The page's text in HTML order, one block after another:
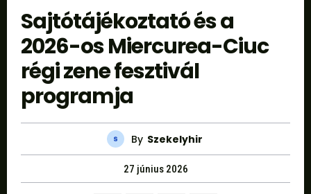
Sajtótájékoztató és a
2026-os Miercurea-Ciuc
régi zene fesztivál
programja
By Szekelyhir
27 június 2026